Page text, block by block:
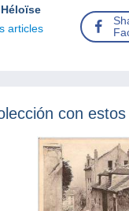
Héloïse
articles
con